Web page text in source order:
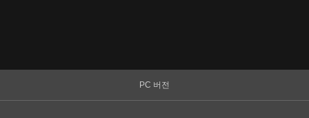
PC 버전